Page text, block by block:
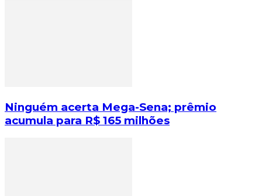
Ninguém acerta Mega-Sena; prêmio
acumula para R$ 165 milhões